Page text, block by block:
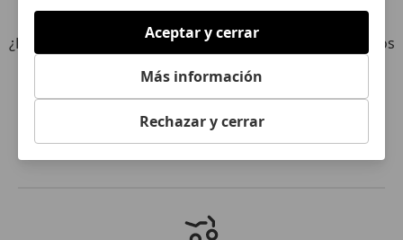
¿Desea ser informado automáticamente sobre vehículos
Guardar búsqueda
Aceptar y cerrar
Más información
Rechazar y cerrar